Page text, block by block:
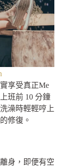
享受真正Me
班前 10 分鐘
澡時輕輕哼上
修復。
身，即便有空